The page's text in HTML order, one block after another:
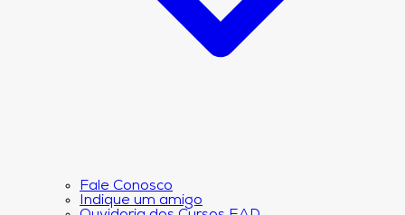
Fale Conosco
Indique um amigo